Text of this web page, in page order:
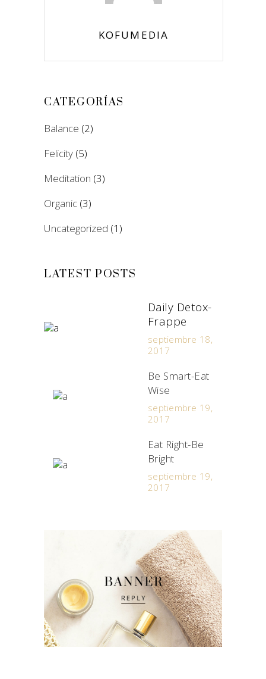
KOFUMEDIA
CATEGORÍAS
Balance (2)
Felicity (5)
Meditation (3)
Organic (3)
Uncategorized (1)
LATEST POSTS
Daily Detox-
Frappe
septiembre 18,
2017
Be Smart-Eat
Wise
septiembre 19,
2017
Eat Right-Be
Bright
septiembre 19,
2017